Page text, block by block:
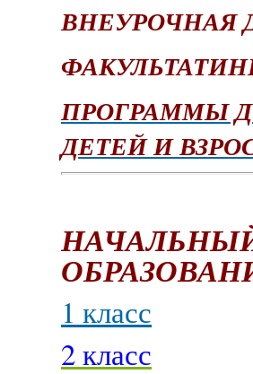
ВНЕУРОЧНАЯ
ПРОГРАММЫ
ДЕТЕЙ И
1 класс
2 класс